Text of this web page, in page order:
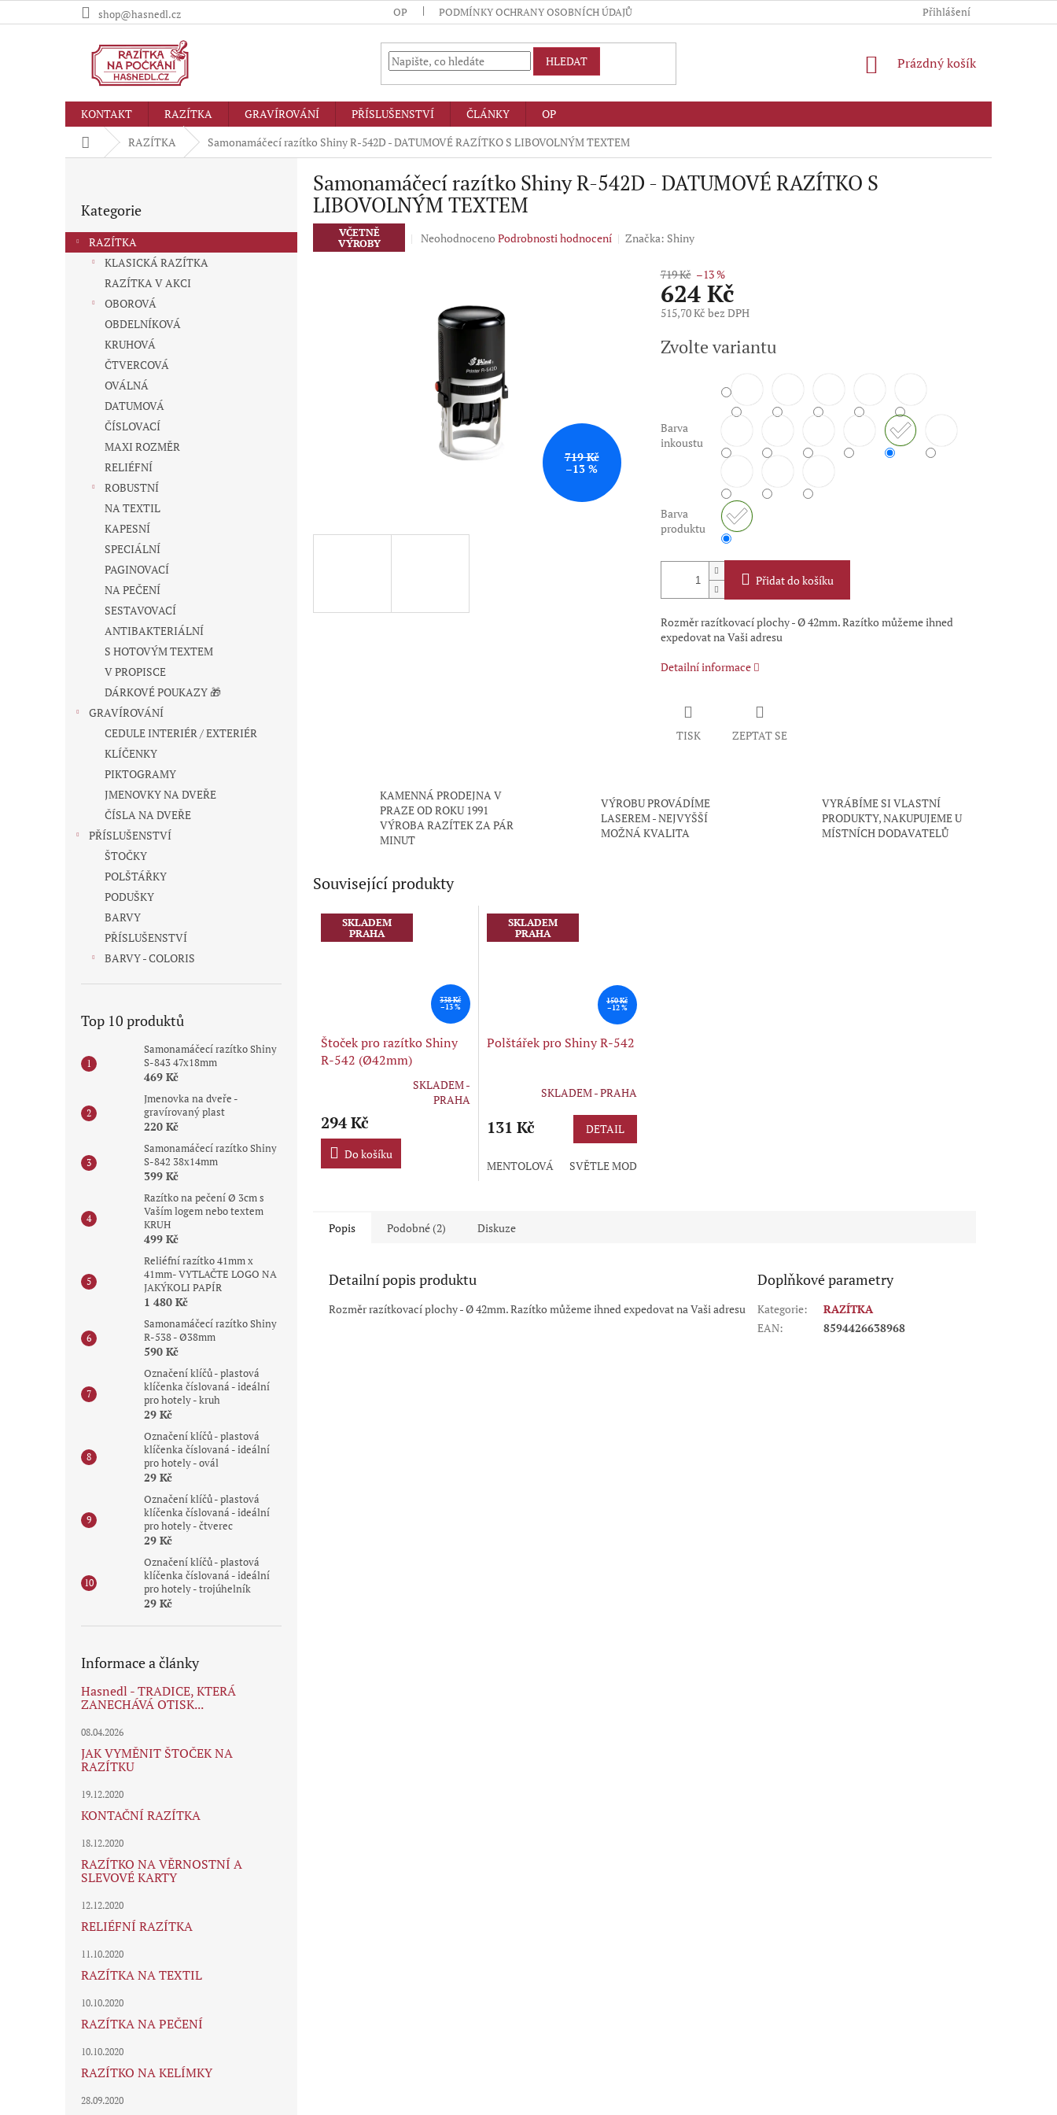
na
shop@hasnedl.cz OP PODMÍNKY OCHRANY OSOBNÍCH ÚDAJŮ Přihlášení
HLEDAT
NÁKUPNÍ
Prázdný košík
KONTAKT RAZÍTKA GRAVÍROVÁNÍ PŘÍSLUŠENSTVÍ ČLÁNKY
OP
Domů RAZÍTKA Samonamáčecí razítko Shiny R-542D - DATUMOVÉ RAZÍTKO S LIBOVOLNÝM TEXTEM
r
a
kategorie
Kategorie
RAZÍTKA
KLASICKÁ RAZÍTKA
RAZÍTKA V AKCI
OBOROVÁ
OBDELNÍKOVÁ
KRUHOVÁ
ČTVERCOVÁ
OVÁLNÁ
DATUMOVÁ
ČÍSLOVACÍ
MAXI ROZMĚR
RELIÉFNÍ
ROBUSTNÍ
NA TEXTIL
KAPESNÍ
SPECIÁLNÍ
PAGINOVACÍ
NA PEČENÍ
SESTAVOVACÍ
ANTIBAKTERIÁLNÍ
S HOTOVÝM TEXTEM
V PROPISCE
DÁRKOVÉ POUKAZY 🎁
GRAVÍROVÁNÍ
CEDULE INTERIÉR / EXTERIÉR
KLÍČENKY
PIKTOGRAMY
JMENOVKY NA DVEŘE
ČÍSLA NA DVEŘE
PŘÍSLUŠENSTVÍ
ŠTOČKY
POLŠTÁŘKY
PODUŠKY
BARVY
PŘÍSLUŠENSTVÍ
BARVY - COLORIS
Top 10 produktů
Samonamáčecí razítko Shiny
S-843 47x18mm
469 Kč
Jmenovka na dveře -
gravírovaný plast
220 Kč
Samonamáčecí razítko Shiny
S-842 38x14mm
399 Kč
Razítko na pečení Ø 3cm s
Vaším logem nebo textem
KRUH
499 Kč
Reliéfní razítko 41mm x
41mm- VYTLAČTE LOGO NA
JAKÝKOLI PAPÍR
1 480 Kč
Samonamáčecí razítko Shiny
R-538 - Ø38mm
590 Kč
Označení klíčů - plastová
klíčenka číslovaná - ideální
pro hotely - kruh
29 Kč
Označení klíčů - plastová
klíčenka číslovaná - ideální
pro hotely - ovál
29 Kč
Označení klíčů - plastová
klíčenka číslovaná - ideální
pro hotely - čtverec
29 Kč
Označení klíčů - plastová
klíčenka číslovaná - ideální
pro hotely - trojúhelník
29 Kč
Informace a články
Hasnedl - TRADICE, KTERÁ
ZANECHÁVÁ OTISK...
08.04.2026
JAK VYMĚNIT ŠTOČEK NA
RAZÍTKU
19.12.2020
KONTAČNÍ RAZÍTKA
18.12.2020
RAZÍTKO NA VĚRNOSTNÍ A
SLEVOVÉ KARTY
12.12.2020
RELIÉFNÍ RAZÍTKA
11.10.2020
RAZÍTKA NA TEXTIL
10.10.2020
RAZÍTKA NA PEČENÍ
10.10.2020
RAZÍTKO NA KELÍMKY
28.09.2020
Samonamáčecí razítko Shiny R-542D - DATUMOVÉ RAZÍTKO S
LIBOVOLNÝM TEXTEM
VČETNĚ
VÝROBY
Průměrné
hvězdiček.
Neohodnoceno Podrobnosti hodnocení Značka: Shiny
719 Kč
–13 %
719 Kč –13 %
624 Kč
515,70 Kč bez DPH
cena:
Zvolte variantu
Barva
inkoustu
Barva
produktu
Přidat do košíku
Rozměr razítkovací plochy - Ø 42mm. Razítko můžeme ihned
expedovat na Vaši adresu
Detailní informace
TISK ZEPTAT SE
KAMENNÁ PRODEJNA V
PRAZE OD ROKU 1991
VÝROBA RAZÍTEK ZA PÁR
MINUT
VÝROBU PROVÁDÍME
LASEREM - NEJVYŠŠÍ
MOŽNÁ KVALITA
VYRÁBÍME SI VLASTNÍ
PRODUKTY, NAKUPUJEME U
MÍSTNÍCH DODAVATELŮ
Související produkty
SKLADEM
PRAHA
338 Kč
–13 %
Štoček pro razítko Shiny
R-542 (Ø42mm)
produktu
je
z
SKLADEM -
PRAHA
294 Kč
Do košíku
SKLADEM
PRAHA
150 Kč
–12 %
Polštářek pro Shiny R-542
SKLADEM - PRAHA
131 Kč DETAIL
MENTOLOVÁ SVĚTLE MODRÁ
Popis Podobné (2) Diskuze
Detailní popis produktu
Rozměr razítkovací plochy - Ø 42mm. Razítko můžeme ihned expedovat na Vaši adresu
Doplňkové parametry
Kategorie:
RAZÍTKA
EAN: 8594426638968